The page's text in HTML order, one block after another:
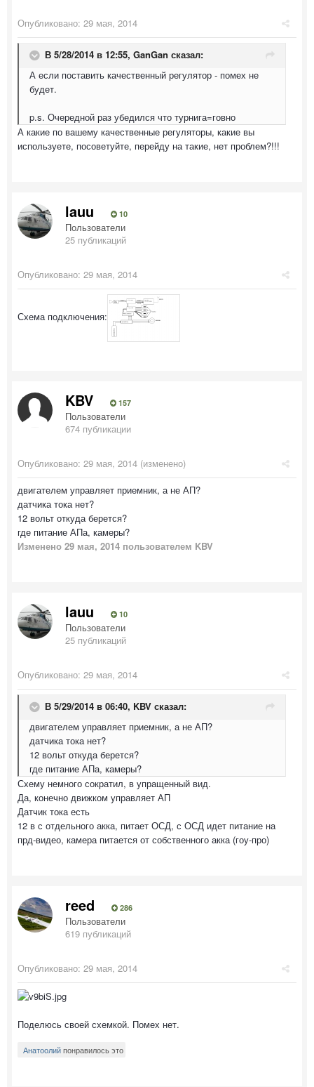
Опубликовано: 29 мая, 2014
В 5/28/2014 в 12:55, GanGan сказал:
А если поставить качественный регулятор - помех не
будет.
p.s. Очередной раз убедился что турнига=говно
А какие по вашему качественные регуляторы, какие вы
используете, посоветуйте, перейду на такие, нет проблем?!!!
lauu 10
Пользователи
25 публикаций
Опубликовано: 29 мая, 2014
Схема подключения:
KBV 157
Пользователи
674 публикации
Опубликовано: 29 мая, 2014 (изменено)
двигателем управляет приемник, а не АП?
датчика тока нет?
12 вольт откуда берется?
где питание АПа, камеры?
Изменено 29 мая, 2014 пользователем KBV
lauu 10
Пользователи
25 публикаций
Опубликовано: 29 мая, 2014
В 5/29/2014 в 06:40, KBV сказал:
двигателем управляет приемник, а не АП?
датчика тока нет?
12 вольт откуда берется?
где питание АПа, камеры?
Схему немного сократил, в упращенный вид.
Да, конечно движком управляет АП
Датчик тока есть
12 в с отдельного акка, питает ОСД, с ОСД идет питание на
прд-видео, камера питается от собственного акка (гоу-про)
reed 286
Пользователи
619 публикаций
Опубликовано: 29 мая, 2014
Поделюсь своей схемкой. Помех нет.
Анатоолийпонравилось это